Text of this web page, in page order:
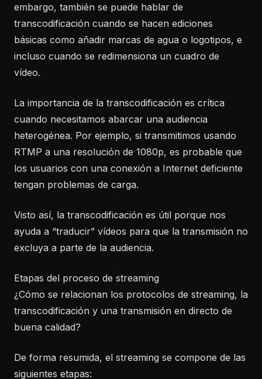
embargo, también se puede hablar de
transcodificación cuando se hacen ediciones
básicas como añadir marcas de agua o logotipos, e
incluso cuando se redimensiona un cuadro de
vídeo.
La importancia de la transcodificación es crítica
cuando necesitamos abarcar una audiencia
heterogénea. Por ejemplo, si transmitimos usando
RTMP a una resolución de 1080p, es probable que
los usuarios con una conexión a Internet deficiente
tengan problemas de carga.
Visto así, la transcodificación es útil porque nos
ayuda a “traducir” vídeos para que la transmisión no
excluya a parte de la audiencia.
Etapas del proceso de streaming
¿Cómo se relacionan los protocolos de streaming, la
transcodificación y una transmisión en directo de
buena calidad?
De forma resumida, el streaming se compone de las
siguientes etapas: